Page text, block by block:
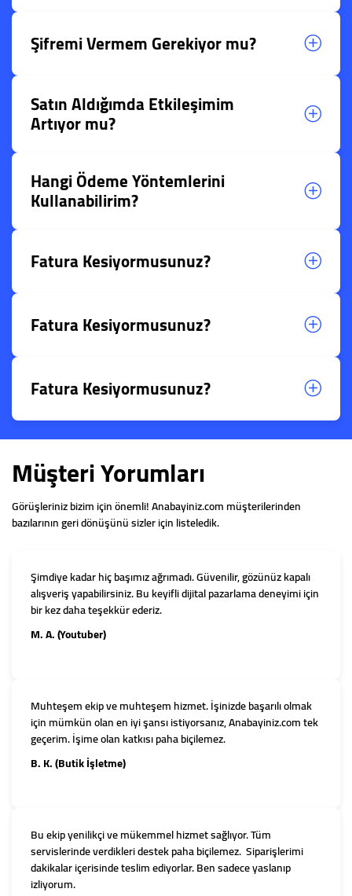
Şifremi Vermem Gerekiyor mu?
Satın Aldığımda Etkileşimim
Artıyor mu?
Hangi Ödeme Yöntemlerini
Kullanabilirim?
Fatura Kesiyormusunuz?
Fatura Kesiyormusunuz?
Fatura Kesiyormusunuz?
Müşteri Yorumları
Görüşleriniz bizim için önemli! Anabayiniz.com müşterilerinden
bazılarının geri dönüşünü sizler için listeledik.
Şimdiye kadar hiç başımız ağrımadı. Güvenilir, gözünüz kapalı
alışveriş yapabilirsiniz. Bu keyifli dijital pazarlama deneyimi için
bir kez daha teşekkür ederiz.
M. A. (Youtuber)
Muhteşem ekip ve muhteşem hizmet. İşinizde başarılı olmak
için mümkün olan en iyi şansı istiyorsanız, Anabayiniz.com tek
geçerim. İşime olan katkısı paha biçilemez.
B. K. (Butik İşletme)
Bu ekip yenilikçi ve mükemmel hizmet sağlıyor. Tüm
servislerinde verdikleri destek paha biçilemez. Siparişlerimi
dakikalar içerisinde teslim ediyorlar. Ben sadece yaslanıp
izliyorum.